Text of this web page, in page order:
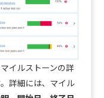
イルストーンの詳
詳細には、マイル